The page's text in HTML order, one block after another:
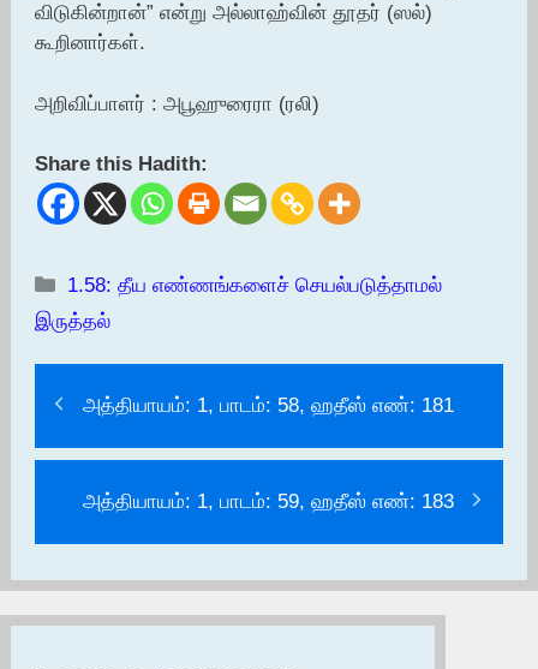
விடுகின்றான்” என்று அல்லாஹ்வின் தூதர் (ஸல்)
கூறினார்கள்.
அறிவிப்பாளர் : அபூஹுரைரா (ரலி)
Share this Hadith:
Categories
1.58: தீய எண்ணங்களைச் செயல்படுத்தாமல்
இருத்தல்
அத்தியாயம்: 1, பாடம்: 58, ஹதீஸ் எண்: 181
அத்தியாயம்: 1, பாடம்: 59, ஹதீஸ் எண்: 183